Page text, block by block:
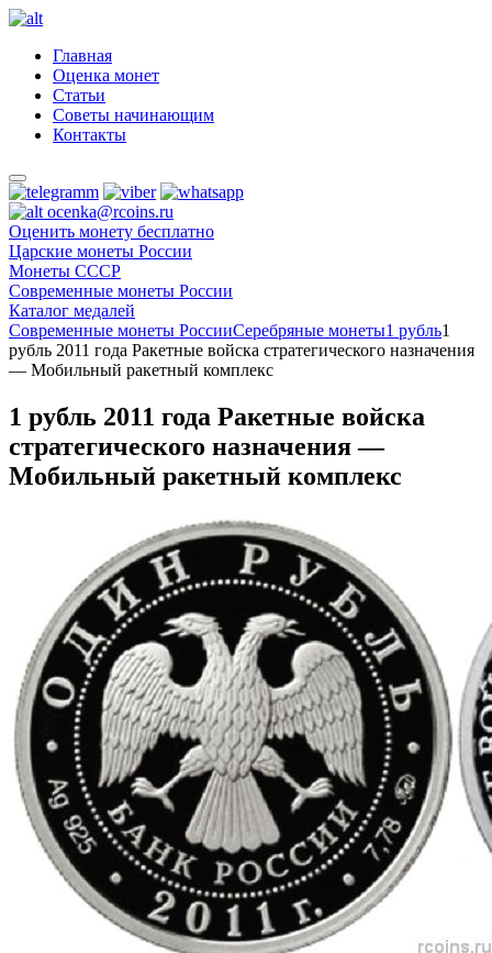
Главная
Оценка монет
Статьи
Советы начинающим
Контакты
ocenka@rcoins.ru
Оценить монету бесплатно
Царские монеты России
Монеты СССР
Современные монеты России
Каталог медалей
Современные монеты РоссииСеребряные монеты1 рубль1
рубль 2011 года Ракетные войска стратегического назначения
— Мобильный ракетный комплекс
1 рубль 2011 года Ракетные войска
стратегического назначения —
Мобильный ракетный комплекс